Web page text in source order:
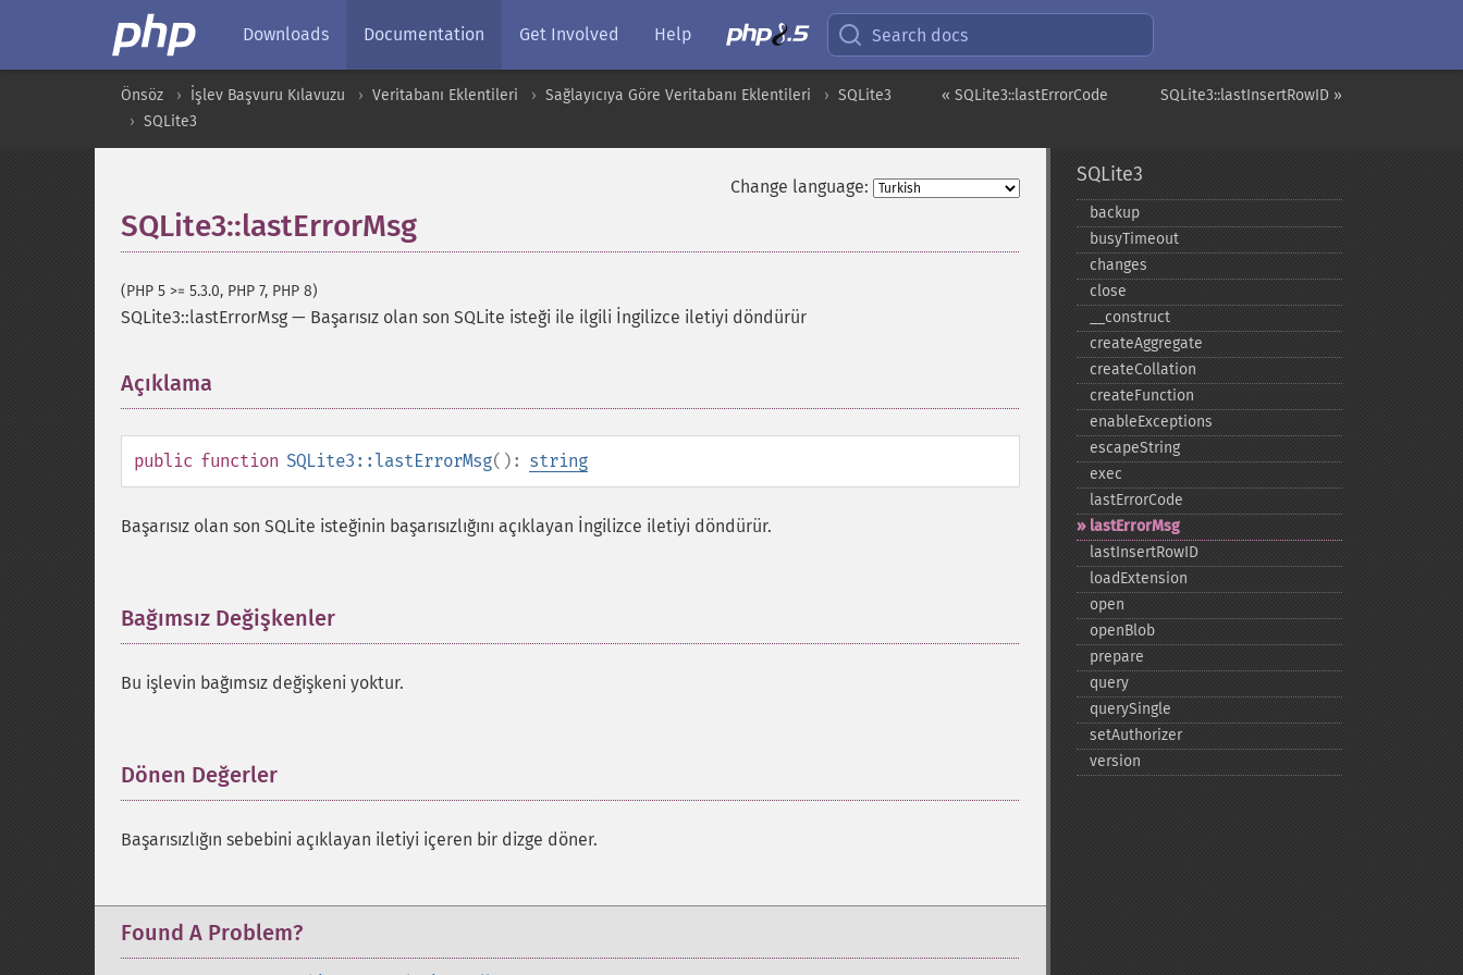
Downloads Documentation Get Involved Help Search docs
SQLite3::lastInsertRowID »
« SQLite3::lastErrorCode
Önsöz İşlev Başvuru Kılavuzu Veritabanı Eklentileri Sağlayıcıya Göre Veritabanı Eklentileri
SQLite3
SQLite3
Change language:
SQLite3::lastErrorMsg
(PHP 5 >= 5.3.0, PHP 7, PHP 8)
SQLite3::lastErrorMsg — Başarısız olan son SQLite isteği ile ilgili İngilizce iletiyi döndürür
Açıklama
public function SQLite3::lastErrorMsg(): string
Başarısız olan son SQLite isteğinin başarısızlığını açıklayan İngilizce iletiyi döndürür.
Bağımsız Değişkenler
Bu işlevin bağımsız değişkeni yoktur.
Dönen Değerler
Başarısızlığın sebebini açıklayan iletiyi içeren bir dizge döner.
Found A Problem?
SQLite3
backup
busyTimeout
changes
close
_​_​construct
createAggregate
createCollation
createFunction
enableExceptions
escapeString
exec
lastErrorCode
lastErrorMsg
lastInsertRowID
loadExtension
open
openBlob
prepare
query
querySingle
setAuthorizer
version